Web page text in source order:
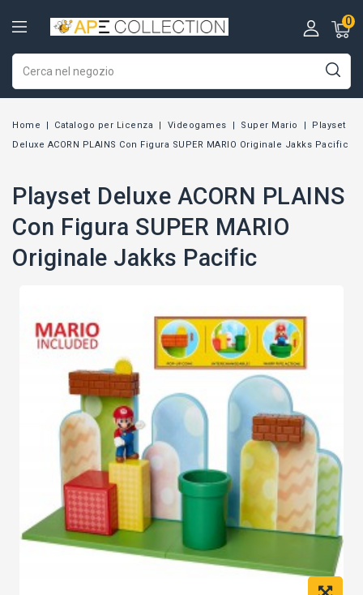
0
Home Catalogo per Licenza Videogames Super Mario
Playset
Deluxe ACORN PLAINS Con Figura SUPER MARIO Originale Jakks Pacific
Playset Deluxe ACORN PLAINS
Con Figura SUPER MARIO
Originale Jakks Pacific